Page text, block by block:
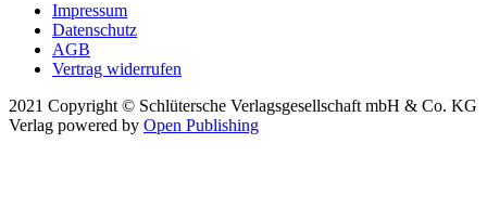
Impressum
Datenschutz
AGB
Vertrag widerrufen
2021 Copyright © Schlütersche Verlagsgesellschaft mbH & Co. KG
Verlag powered by Open Publishing